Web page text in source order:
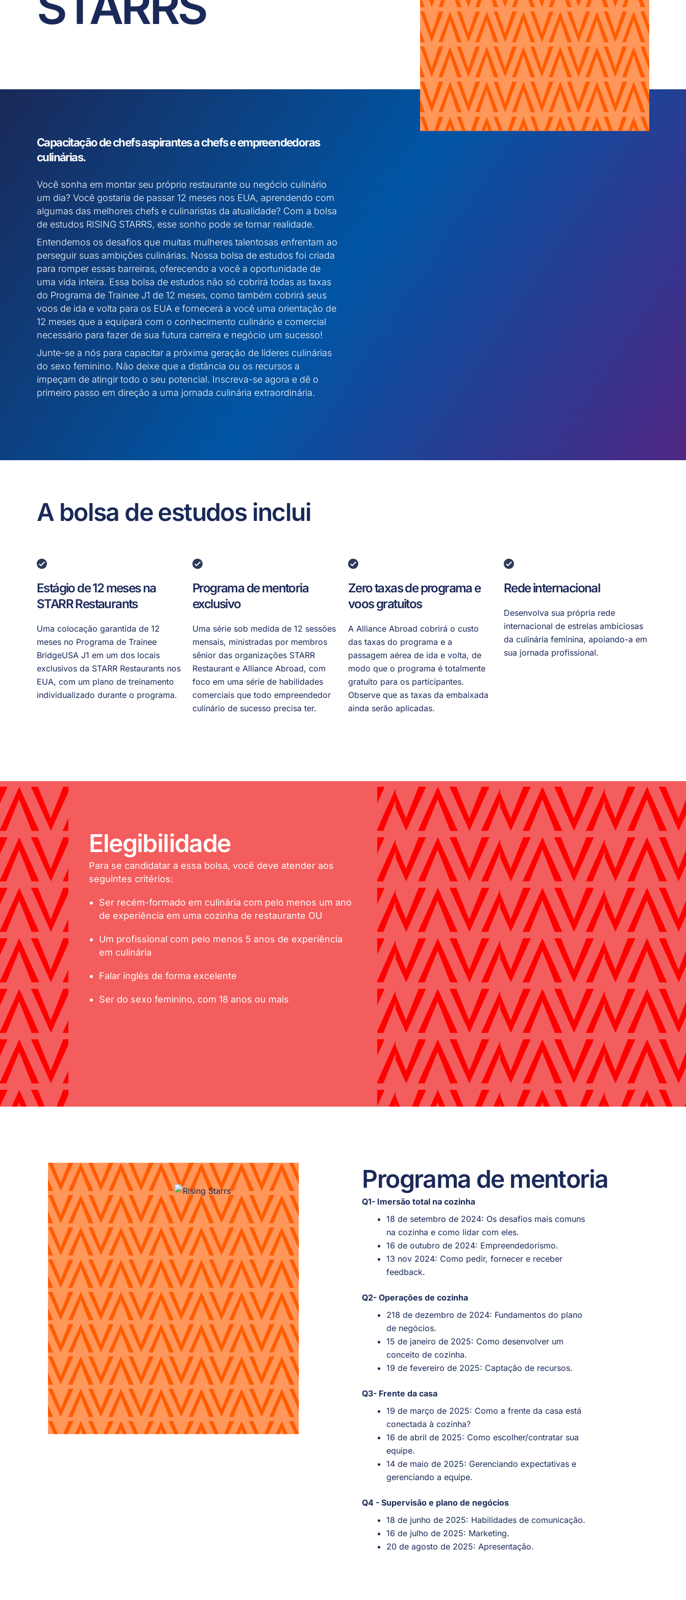
Capacitação de chefs aspirantes a chefse empreendedoras
culinárias.
Você sonha em montar seu próprio restaurante ou negócio culinário
um dia? Você gostaria de passar 12 meses nos EUA, aprendendo com
algumas das melhores chefs e culinaristas da atualidade? Com a bolsa
de estudos RISING STARRS, esse sonho pode se tornar realidade.
Entendemos os desafios que muitas mulheres talentosas enfrentam ao
perseguir suas ambições culinárias. Nossa bolsa de estudos foi criada
para romper essas barreiras, oferecendo a você a oportunidade de
uma vida inteira. Essa bolsa de estudos não só cobrirá todas as taxas
do Programa de Trainee J1 de 12 meses, como também cobrirá seus
voos de ida e volta para os EUA e fornecerá a você uma orientação de
12 meses que a equipará com o conhecimento culinário e comercial
necessário para fazer de sua futura carreira e negócio um sucesso!
Junte-se a nós para capacitar a próxima geração de líderes culinárias
do sexo feminino. Não deixe que a distância ou os recursos a
impeçam de atingir todo o seu potencial. Inscreva-se agora e dê o
primeiro passo em direção a uma jornada culinária extraordinária.
A bolsa de estudos inclui
Estágio de 12 meses na
STARR Restaurants
Uma colocação garantida de 12
meses no Programa de Trainee
BridgeUSA J1 em um dos locais
exclusivos da STARR Restaurants nos
EUA, com um plano de treinamento
individualizado durante o programa.
Programa de mentoria
exclusivo
Uma série sob medida de 12 sessões
mensais, ministradas por membros
sênior das organizações STARR
Restaurant e Alliance Abroad, com
foco em uma série de habilidades
comerciais que todo empreendedor
culinário de sucesso precisa ter.
Zero taxas de programa e
voos gratuitos
A Alliance Abroad cobrirá o custo
das taxas do programa e a
passagem aérea de ida e volta, de
modo que o programa é totalmente
gratuito para os participantes.
Observe que as taxas da embaixada
ainda serão aplicadas.
Rede internacional
Desenvolva sua própria rede
internacional de estrelas ambiciosas
da culinária feminina, apoiando-a em
sua jornada profissional.
Elegibilidade
Para se candidatar a essa bolsa, você deve atender aos
seguintes critérios:
Ser recém-formado em culinária com pelo menos um ano
de experiência em uma cozinha de restaurante OU
Um profissional com pelo menos 5 anos de experiência
em culinária
Falar inglês de forma excelente
Ser do sexo feminino, com 18 anos ou mais
Programa de mentoria
Q1- Imersão total na cozinha
18 de setembro de 2024: Os desafios mais comuns
na cozinha e como lidar com eles.
16 de outubro de 2024: Empreendedorismo.
13 nov 2024: Como pedir, fornecer e receber
feedback.
Q2- Operações de cozinha
218 de dezembro de 2024: Fundamentos do plano
de negócios.
15 de janeiro de 2025: Como desenvolver um
conceito de cozinha.
19 de fevereiro de 2025: Captação de recursos.
Q3- Frente da casa
19 de março de 2025: Como a frente da casa está
conectada à cozinha?
16 de abril de 2025: Como escolher/contratar sua
equipe.
14 de maio de 2025: Gerenciando expectativas e
gerenciando a equipe.
Q4 - Supervisão e plano de negócios
18 de junho de 2025: Habilidades de comunicação.
16 de julho de 2025: Marketing.
20 de agosto de 2025: Apresentação.